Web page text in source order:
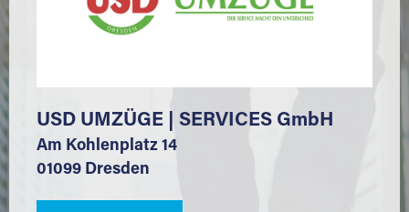
USD UMZÜGE | SERVICES GmbH
Am Kohlenplatz 14
01099 Dresden